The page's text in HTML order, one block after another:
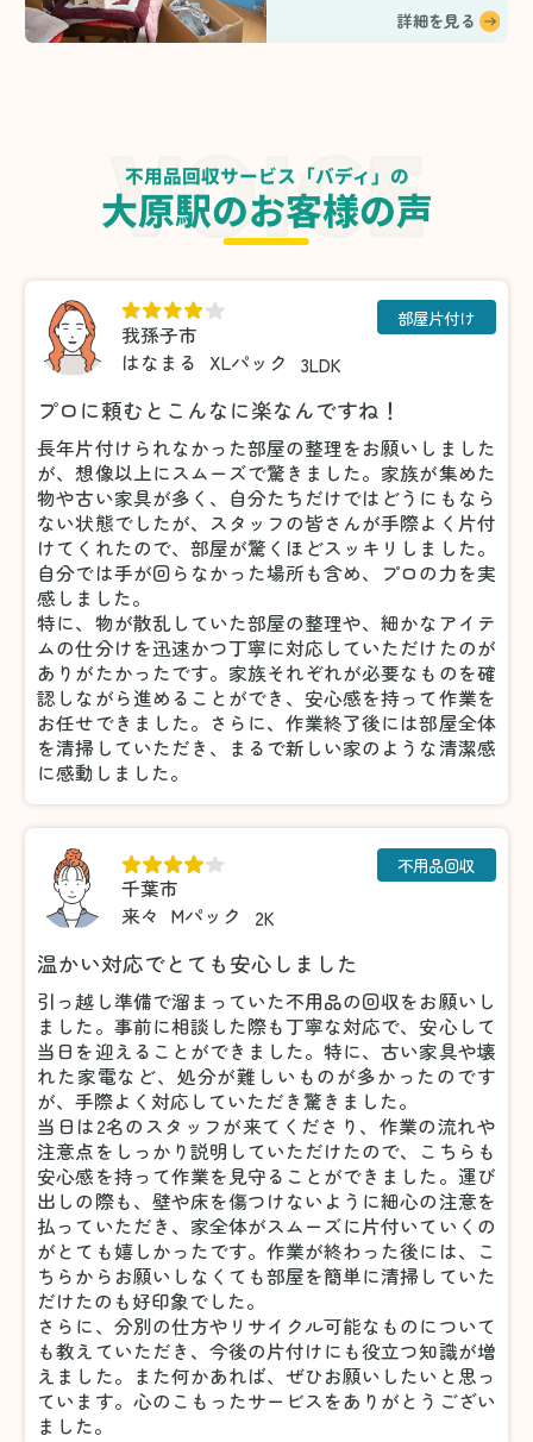
詳細を見る
不用品回収サービス「バディ」の
大原駅のお客様の声
我孫子市
はなまる
XLパック 3LDK
部屋片付け
プロに頼むとこんなに楽なんですね！
長年片付けられなかった部屋の整理をお願いしました
が、想像以上にスムーズで驚きました。家族が集めた
物や古い家具が多く、自分たちだけではどうにもなら
ない状態でしたが、スタッフの皆さんが手際よく片付
けてくれたので、部屋が驚くほどスッキリしました。
自分では手が回らなかった場所も含め、プロの力を実
感しました。
特に、物が散乱していた部屋の整理や、細かなアイテ
ムの仕分けを迅速かつ丁寧に対応していただけたのが
ありがたかったです。家族それぞれが必要なものを確
認しながら進めることができ、安心感を持って作業を
お任せできました。さらに、作業終了後には部屋全体
を清掃していただき、まるで新しい家のような清潔感
に感動しました。
千葉市
来々 Mパック 2K
不用品回収
温かい対応でとても安心しました
引っ越し準備で溜まっていた不用品の回収をお願いし
ました。事前に相談した際も丁寧な対応で、安心して
当日を迎えることができました。特に、古い家具や壊
れた家電など、処分が難しいものが多かったのです
が、手際よく対応していただき驚きました。
当日は2名のスタッフが来てくださり、作業の流れや
注意点をしっかり説明していただけたので、こちらも
安心感を持って作業を見守ることができました。運び
出しの際も、壁や床を傷つけないように細心の注意を
払っていただき、家全体がスムーズに片付いていくの
がとても嬉しかったです。作業が終わった後には、こ
ちらからお願いしなくても部屋を簡単に清掃していた
だけたのも好印象でした。
さらに、分別の仕方やリサイクル可能なものについて
も教えていただき、今後の片付けにも役立つ知識が増
えました。また何かあれば、ぜひお願いしたいと思っ
ています。心のこもったサービスをありがとうござい
ました。